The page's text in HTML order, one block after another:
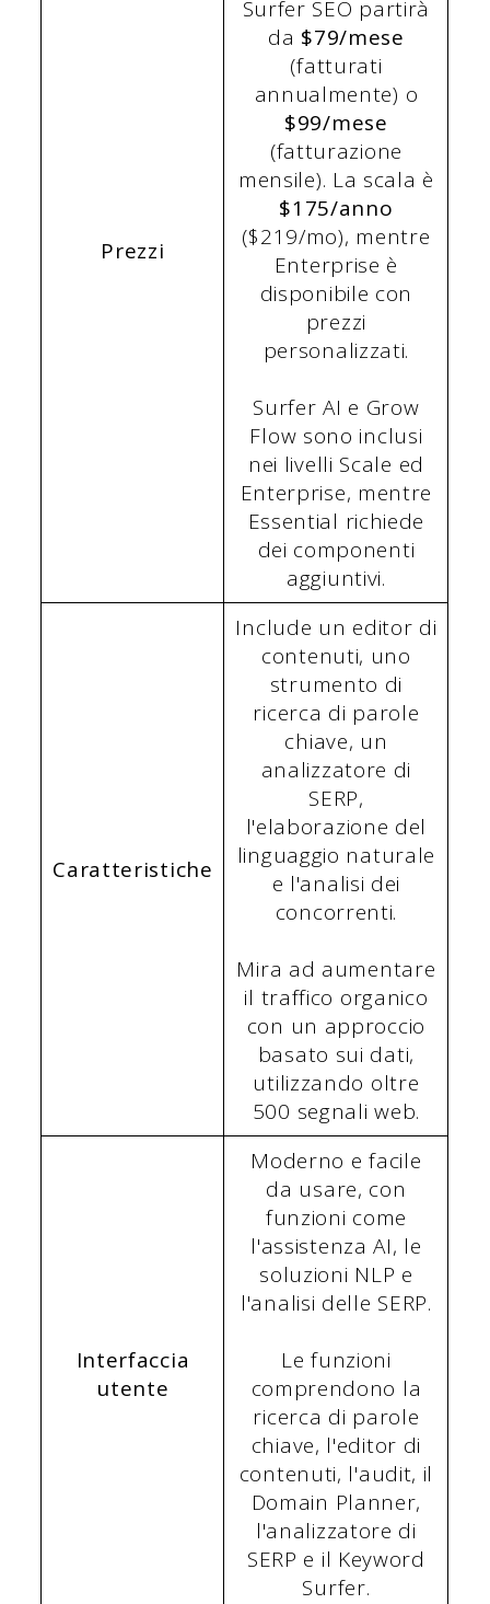
Prezzi
Surfer SEO partirà
da $79/mese
(fatturati
annualmente) o
$99/mese
(fatturazione
mensile). La scala è
$175/anno
($219/mo), mentre
Enterprise è
disponibile con
prezzi
personalizzati.
Surfer AI e Grow
Flow sono inclusi
nei livelli Scale ed
Enterprise, mentre
Essential richiede
dei componenti
aggiuntivi.
Caratteristiche
Include un editor di
contenuti, uno
strumento di
ricerca di parole
chiave, un
analizzatore di
SERP,
l'elaborazione del
linguaggio naturale
e l'analisi dei
concorrenti.
Mira ad aumentare
il traffico organico
con un approccio
basato sui dati,
utilizzando oltre
500 segnali web.
Interfaccia
utente
Moderno e facile
da usare, con
funzioni come
l'assistenza AI, le
soluzioni NLP e
l'analisi delle SERP.
Le funzioni
comprendono la
ricerca di parole
chiave, l'editor di
contenuti, l'audit, il
Domain Planner,
l'analizzatore di
SERP e il Keyword
Surfer.